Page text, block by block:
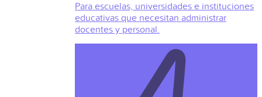
Para escuelas, universidades e instituciones
educativas que necesitan administrar
docentes y personal.